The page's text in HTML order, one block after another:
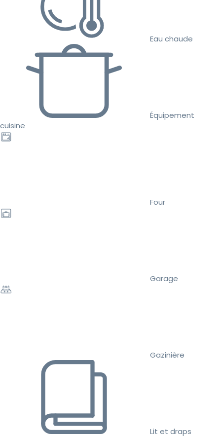
Eau chaude
Équipement
cuisine
Four
Garage
Gazinière
Lit et draps